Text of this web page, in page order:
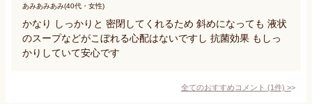
あみあみあみ(40代・女性)
かなり しっかりと 密閉してくれるため 斜めになっても 液状
のスープなどがこぼれる心配はないですし 抗菌効果 もしっ
かりしていて安心です
全てのおすすめコメント (1件) >